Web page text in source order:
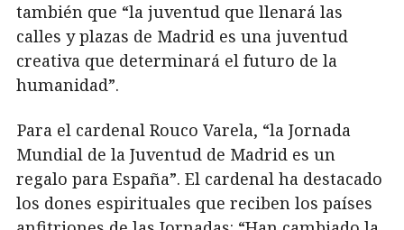
también que “la juventud que llenará las
calles y plazas de Madrid es una juventud
creativa que determinará el futuro de la
humanidad”.
Para el cardenal Rouco Varela, “la Jornada
Mundial de la Juventud de Madrid es un
regalo para España”. El cardenal ha destacado
los dones espirituales que reciben los países